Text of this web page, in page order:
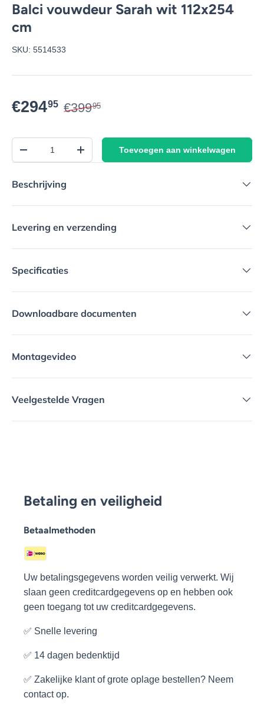
Balci vouwdeur Sarah wit 112x254
cm
SKU: 5514533
€29495 €39995
+ Toevoegen aan winkelwagen
Beschrijving
Levering en verzending
Specificaties
Downloadbare documenten
Montagevideo
Veelgestelde Vragen
Betaling en veiligheid
Betaalmethoden
Uw betalingsgegevens worden veilig verwerkt. Wij
slaan geen creditcardgegevens op en hebben ook
geen toegang tot uw creditcardgegevens.
✅ Snelle levering
✅ 14 dagen bedenktijd
✅ Zakelijke klant of grote oplage bestellen? Neem
contact op.